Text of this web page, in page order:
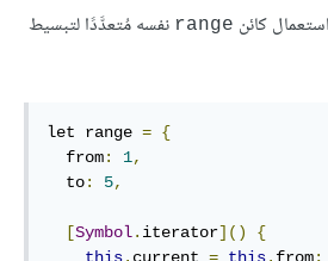
كائن range نفسه مُتعدَّدًا لتبسيط
let range = {
  from
: 1,
  to
: 5,
[Symbol. iterator]()
{